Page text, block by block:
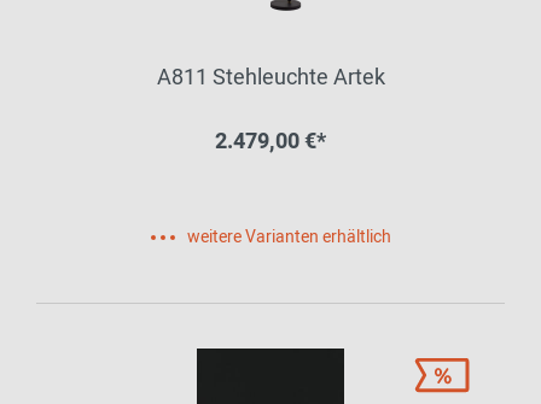
A811 Stehleuchte Artek
2.479,00 €*
weitere Varianten erhältlich